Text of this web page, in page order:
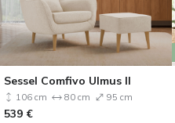
Sessel Comfivo Ulmus II
106 cm 80 cm 95 cm
539 €